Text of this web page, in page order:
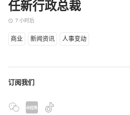
任新行政总裁
access_time 7 小时后
商业 新闻资讯 人事变动
订阅我们